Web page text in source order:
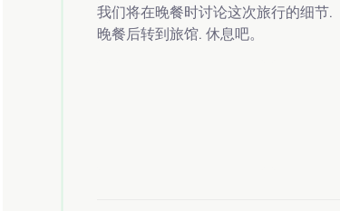
我们将在晚餐时讨论这次旅行的细节.
晚餐后转到旅馆. 休息吧。